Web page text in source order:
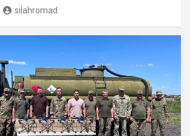
silahromad